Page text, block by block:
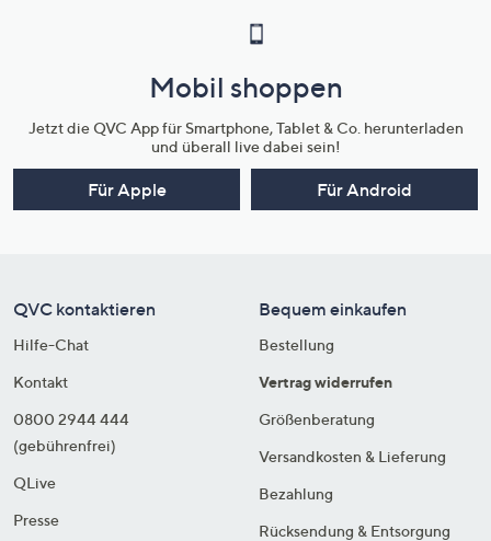
Mobil shoppen
Jetzt die QVC App für Smartphone, Tablet & Co. herunterladen
und überall live dabei sein!
Für Apple Für Android
QVC kontaktieren
Hilfe-Chat
Kontakt
0800 2944 444
(gebührenfrei)
QLive
Presse
Bequem einkaufen
Bestellung
Vertrag widerrufen
Größenberatung
Versandkosten & Lieferung
Bezahlung
Rücksendung & Entsorgung